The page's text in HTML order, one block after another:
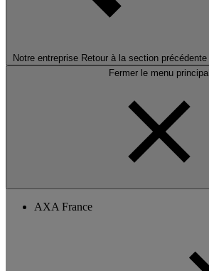
Notre entreprise Retour à la section précédente
Fermer le menu principal
AXA France